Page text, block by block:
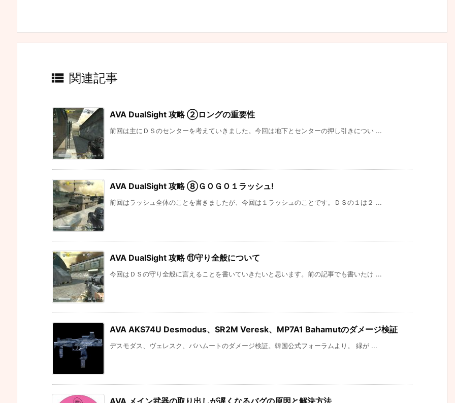
 関連記事
AVA DualSight 攻略 ②ロングの重要性
前回は主にＤＳのセンターを考えていきました。今回は地下とセンターの押し引きについ ...
AVA DualSight 攻略 ⑧ＧＯＧＯ１ラッシュ!
前回はラッシュ全体のことを書きましたが、今回は１ラッシュのことです。ＤＳの１は２ ...
AVA DualSight 攻略 ⑪守り全般について
今回はＤＳの守り全般に言えることを書いていきたいと思います。前の記事でも書いたけ ...
AVA AKS74U Desmodus、SR2M Veresk、MP7A1 Bahamutのダメージ検証
デスモダス、ヴェレスク、バハムートのダメージ検証。韓国公式フォーラムより。 緑が ...